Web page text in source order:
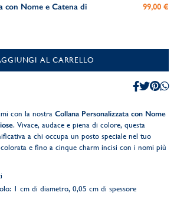
con Nome e Catena di
99,00 €
AL CARRELLO
con la nostra Collana Personalizzata con Nome
. Vivace, audace e piena di colore, questa
a chi occupa un posto speciale nel tuo
e fino a cinque charm incisi con i nomi più
1 cm di diametro, 0,05 cm di spessore